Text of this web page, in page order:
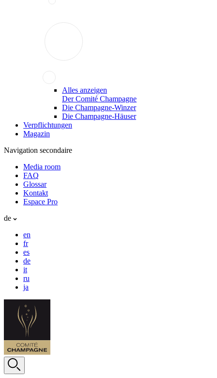
Alles anzeigen
Der Comité Champagne
Die Champagne-Winzer
Die Champagne-Häuser
Verpflichtungen
Magazin
Navigation secondaire
Media room
FAQ
Glossar
Kontakt
Espace Pro
de
en
fr
es
de
it
ru
ja